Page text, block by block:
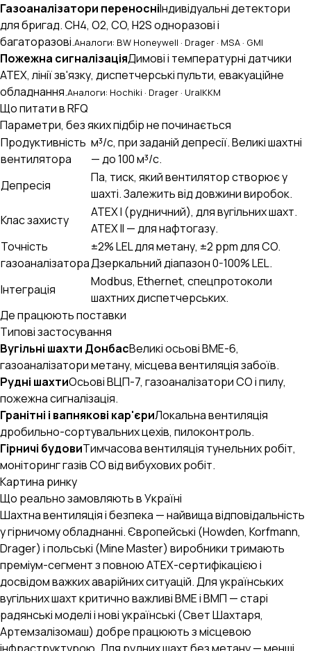
Газоаналізатори переносніІндивідуальні детектори
для бригад. CH4, O2, CO, H2S одноразові і
багаторазові.Аналоги: BW Honeywell · Drager · MSA · GMI
Пожежна сигналізаціяДимові і температурні датчики
ATEX, лінії зв'язку, диспетчерські пульти, евакуаційне
обладнання.Аналоги: Hochiki · Drager · UralKKM
Що питати в RFQ
Параметри, без яких підбір не починається
Продуктивність
вентилятора
м³/с, при заданій депресії. Великі шахтні
— до 100 м³/с.
Депресія
Па, тиск, який вентилятор створює у
шахті. Залежить від довжини виробок.
Клас захисту
ATEX I (рудничний), для вугільних шахт.
ATEX II — для нафтогазу.
Точність
газоаналізатора
±2% LEL для метану, ±2 ppm для CO.
Дзеркальний діапазон 0-100% LEL.
Інтеграція
Modbus, Ethernet, спецпротоколи
шахтних диспетчерських.
Де працюють поставки
Типові застосування
Вугільні шахти ДонбасВеликі осьові ВМЕ-6,
газоаналізатори метану, місцева вентиляція забоїв.
Рудні шахтиОсьові ВЦП-7, газоаналізатори CO і пилу,
пожежна сигналізація.
Гранітні і вапнякові кар'єриЛокальна вентиляція
дробильно-сортувальних цехів, пилоконтроль.
Гірничі будовиТимчасова вентиляція тунельних робіт,
моніторинг газів CO від вибухових робіт.
Картина ринку
Що реально замовляють в Україні
Шахтна вентиляція і безпека — найвища відповідальність
у гірничому обладнанні. Європейські (Howden, Korfmann,
Drager) і польські (Mine Master) виробники тримають
преміум-сегмент з повною ATEX-сертифікацією і
досвідом важких аварійних ситуацій. Для українських
вугільних шахт критично важливі ВМЕ і ВМП — старі
радянські моделі і нові українські (Свет Шахтаря,
Артемзалізомаш) добре працюють з місцевою
AI-стратег B2B.engineer
Промислові закупівлі, RFQ, тендери, ВЕД ×